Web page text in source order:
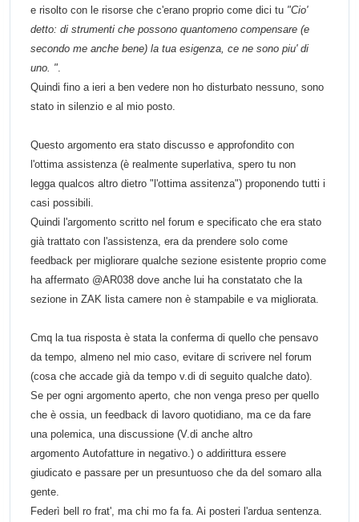
e risolto con le risorse che c'erano proprio come dici tu "Cio'
detto: di strumenti che possono quantomeno compensare (e
secondo me anche bene) la tua esigenza, ce ne sono piu' di
uno. ".
Quindi fino a ieri a ben vedere non ho disturbato nessuno, sono
stato in silenzio e al mio posto.
Questo argomento era stato discusso e approfondito con
l'ottima assistenza (è realmente superlativa, spero tu non
legga qualcos altro dietro "l'ottima assitenza") proponendo tutti i
casi possibili.
Quindi l'argomento scritto nel forum e specificato che era stato
già trattato con l'assistenza, era da prendere solo come
feedback per migliorare qualche sezione esistente proprio come
ha affermato @AR038 dove anche lui ha constatato che la
sezione in ZAK lista camere non è stampabile e va migliorata.
Cmq la tua risposta è stata la conferma di quello che pensavo
da tempo, almeno nel mio caso, evitare di scrivere nel forum
(cosa che accade già da tempo v.di di seguito qualche dato).
Se per ogni argomento aperto, che non venga preso per quello
che è ossia, un feedback di lavoro quotidiano, ma ce da fare
una polemica, una discussione (V.di anche altro
argomento Autofatture in negativo.) o addirittura essere
giudicato e passare per un presuntuoso che da del somaro alla
gente.
Federì bell ro frat', ma chi mo fa fa. Ai posteri l'ardua sentenza.